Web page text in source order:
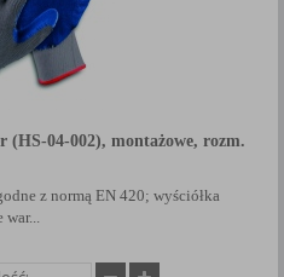
(HS-04-002), montażowe, rozm.
z normą EN 420; wyściółka